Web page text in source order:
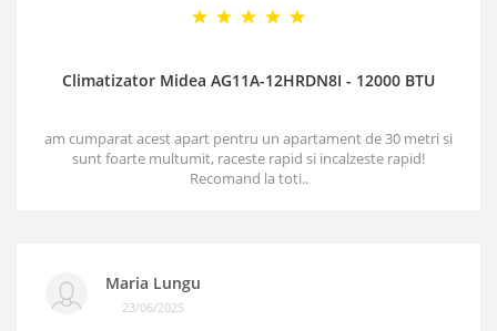
Climatizator Midea AG11A-12HRDN8I - 12000 BTU
am cumparat acest apart pentru un apartament de 30 metri si
sunt foarte multumit, raceste rapid si incalzeste rapid!
Recomand la toti..
Maria Lungu
23/06/2025